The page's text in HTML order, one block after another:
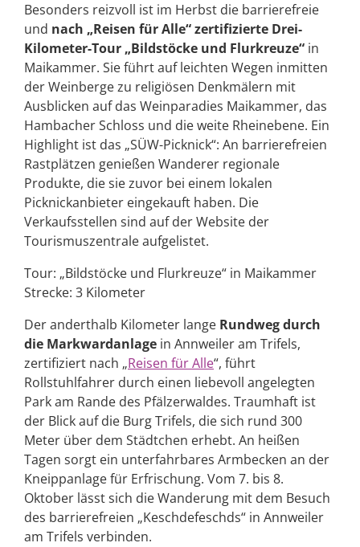
Besonders reizvoll ist im Herbst die barrierefreie
und nach „Reisen für Alle“ zertifizierte Drei-
Kilometer-Tour „Bildstöcke und Flurkreuze“ in
Maikammer. Sie führt auf leichten Wegen inmitten
der Weinberge zu religiösen Denkmälern mit
Ausblicken auf das Weinparadies Maikammer, das
Hambacher Schloss und die weite Rheinebene. Ein
Highlight ist das „SÜW-Picknick“: An barrierefreien
Rastplätzen genießen Wanderer regionale
Produkte, die sie zuvor bei einem lokalen
Picknickanbieter eingekauft haben. Die
Verkaufsstellen sind auf der Website der
Tourismuszentrale aufgelistet.
Tour: „Bildstöcke und Flurkreuze“ in Maikammer
Strecke: 3 Kilometer
Der anderthalb Kilometer lange Rundweg durch
die Markwardanlage in Annweiler am Trifels,
zertifiziert nach „Reisen für Alle“, führt
Rollstuhlfahrer durch einen liebevoll angelegten
Park am Rande des Pfälzerwaldes. Traumhaft ist
der Blick auf die Burg Trifels, die sich rund 300
Meter über dem Städtchen erhebt. An heißen
Tagen sorgt ein unterfahrbares Armbecken an der
Kneippanlage für Erfrischung. Vom 7. bis 8.
Oktober lässt sich die Wanderung mit dem Besuch
des barrierefreien „Keschdefeschds“ in Annweiler
am Trifels verbinden.